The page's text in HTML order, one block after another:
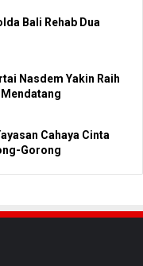
Bali Rehab Dua
Nasdem Yakin Raih
Cahaya Cinta
Gorong